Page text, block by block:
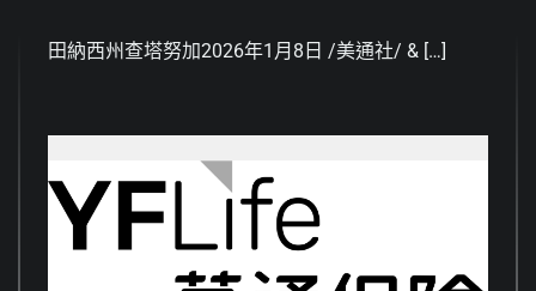
田納西州查塔努加2026年1月8日 /美通社/ & […]